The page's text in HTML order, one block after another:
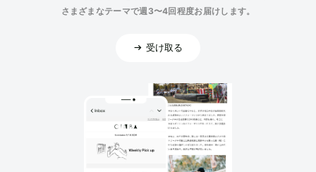
さまざまなテーマで週3〜4回程度お届けします。
受け取る